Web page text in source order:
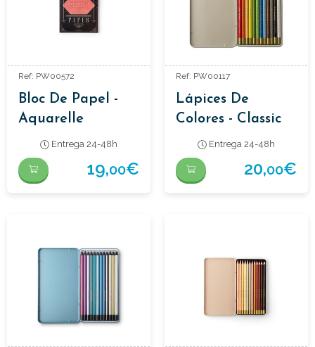
Ref: PW00572
Bloc De Papel -
Aquarelle
Entrega 24-48h
19,00€
Ref: PW00117
Lápices De
Colores - Classic
(12 Piezas)
Entrega 24-48h
20,00€